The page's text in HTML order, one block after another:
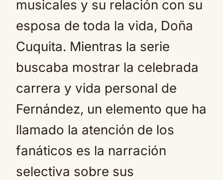
musicales y su relación con su
esposa de toda la vida, Doña
Cuquita. Mientras la serie
buscaba mostrar la celebrada
carrera y vida personal de
Fernández, un elemento que ha
llamado la atención de los
fanáticos es la narración
selectiva sobre sus